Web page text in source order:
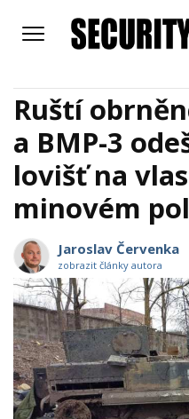
Ruští
a BMP-3
lovišť na
minovém
Jaroslav Červenka
zobrazit články autora